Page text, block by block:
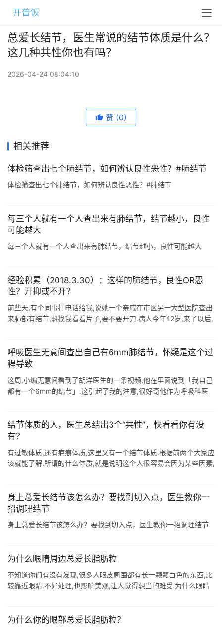
总爱长结节，医生常说的结节体质是什么？
这几种共性你也有吗？
2026-04-24 08:04:10
赞 (0)
相关推荐
体检筛查出七个肺结节，如何辨认良性恶性？#肺结节
体检筛查出七个肺结节，如何辨认良性恶性？#肺结节
每三个人就有一个人查出来有肺结节，结节越小，良性
可能越大
每三个人就有一个人查出来有肺结节，结节越小，良性可能越大
经验积累（2018.3.30）：这样的肺结节，良性OR恶
性？开抑或不开？
前些天,有个同事打电话给我,说她一个亲戚在市区另一大型医院查出
来肺部有结节,想找我看看片子,要不要开刀.病人今年42岁,来了以后,
呼吸医生无意间查出自己有6mm肺结节，怀疑是这个过
程导致
这周,小编无意间看到了胡洋医生的一条视频,他在里面说到「我自己
都有一个6mm的结节」.这引起了我的注意,很好奇他作为呼吸科医
结节体质的人，医生总结出3个“共性”，快看看你有没
有？
有过敏体质,还有疤痕体质,这里又有一个结节体质.根据前两个大家应
该就能了解,所谓的什么体质,就是说明这个人很容易会因为某些因素,
身上总爱长结节该怎么办？要找到切入点，医生教你一
招调理结节
身上总爱长结节该怎么办？要找到切入点，医生教你一招调理结节
为什么眼睛周边总爱长脂肪粒
不知道你们有没有发现,很多人眼皮周围都有长一颗颗白色的东西,比
较靠近眼睛,不好处理,也影响美观,让人觉得想当的难受.为什么眼睛
为什么你的眼部总爱长脂肪粒？